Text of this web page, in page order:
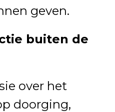
geven.
buiten de
over het
doorging,